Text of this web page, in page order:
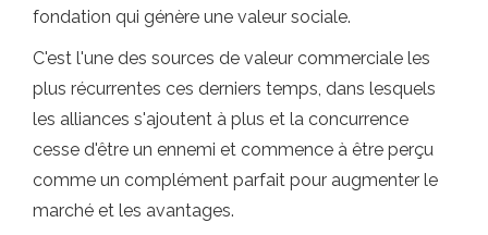
fondation qui génère une valeur sociale.
C'est l'une des sources de valeur commerciale les
plus récurrentes ces derniers temps, dans lesquels
les alliances s'ajoutent à plus et la concurrence
cesse d'être un ennemi et commence à être perçu
comme un complément parfait pour augmenter le
marché et les avantages.